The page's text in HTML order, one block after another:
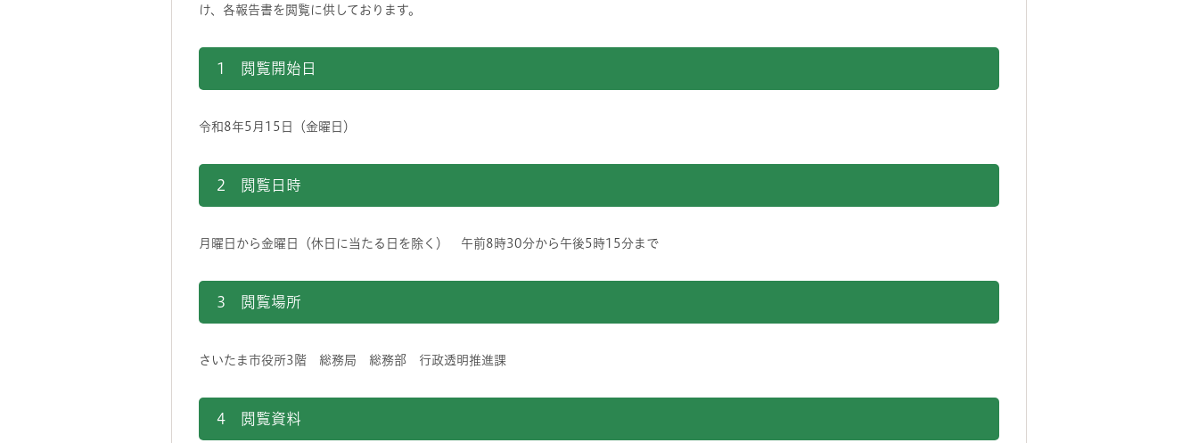
け、各報告書を閲覧に供しております。
1 閲覧開始日
令和8年5月15日（金曜日）
2 閲覧日時
月曜日から金曜日（休日に当たる日を除く） 午前8時30分から午後5時15分まで
3 閲覧場所
さいたま市役所3階 総務局 総務部 行政透明推進課
4 閲覧資料